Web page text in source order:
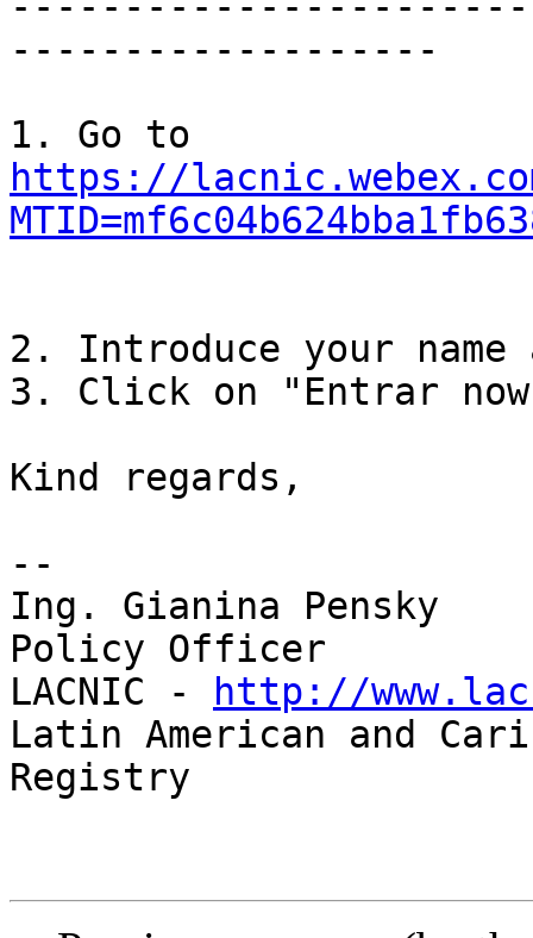
-------------------
https://
2. Introduce your
3. Click on "Entrar
Kind regards,
--
Ing. Gianina Pensky
Policy Officer
LACNIC -
http://
Latin American and
Registry